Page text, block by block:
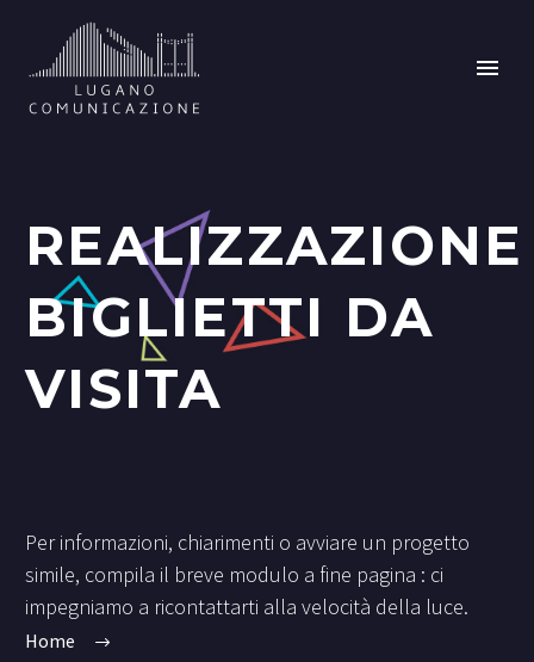
REALIZZAZIONE
BIGLIETTI DA
VISITA
Per informazioni, chiarimenti o avviare un progetto
simile, compila il breve modulo a fine pagina : ci
impegniamo a ricontattarti alla velocità della luce.
Home